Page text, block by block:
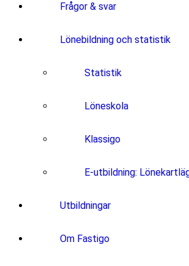
Frågor & svar
Lönebildning och statistik
Statistik
Löneskola
Klassigo
E-utbildning:
Utbildningar
Om Fastigo